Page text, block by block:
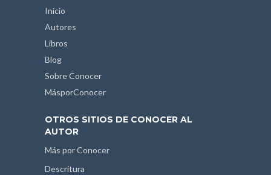
Inicio
Autores
Libros
Blog
Sobre Conocer
MásporConocer
OTROS SITIOS DE CONOCER AL
AUTOR
Más por Conocer
Descritura